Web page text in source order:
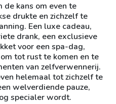
de kans om even te
drukte en zichzelf te
Een luxe cadeau,
drank, een exclusieve
voor een spa-dag,
tot rust te komen en te
van zelfverwennerij.
helemaal tot zichzelf te
welverdiende pauze,
specialer wordt.